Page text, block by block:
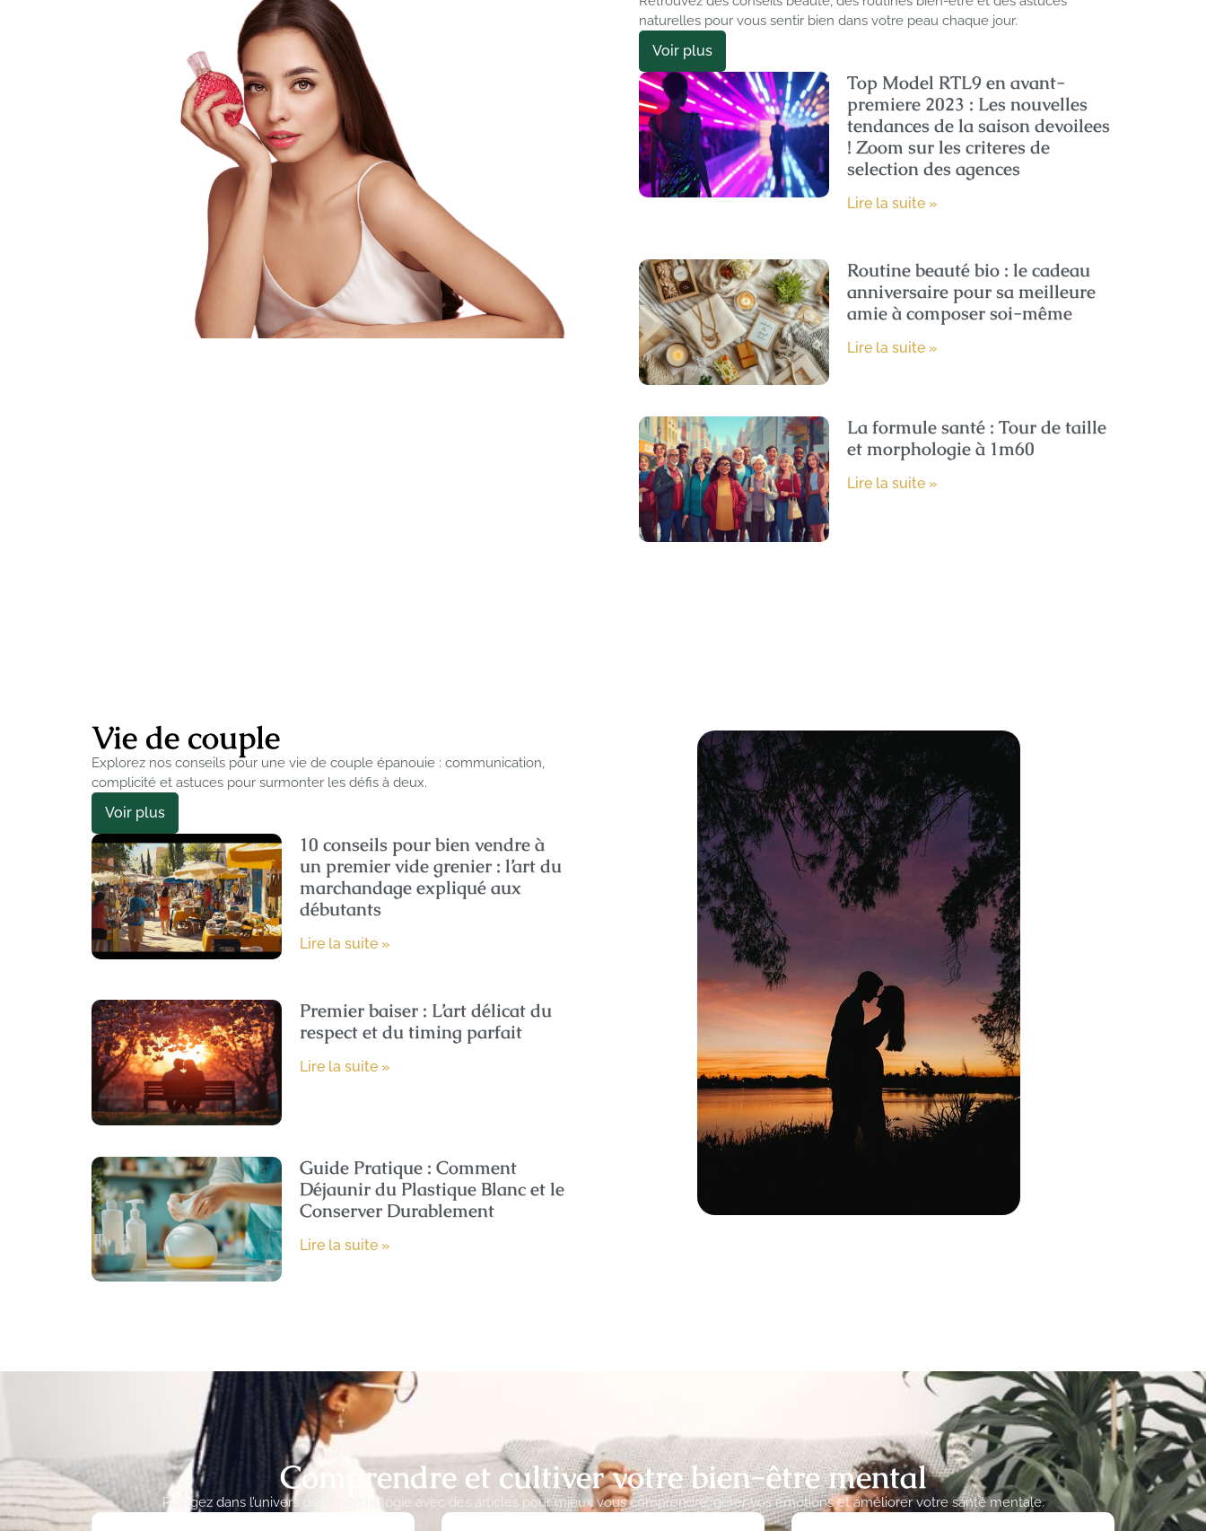
naturelles pour vous sentir bien dans votre peau chaque jour.
Voir plus
Top Model RTL9 en avant-
premiere 2023 : Les nouvelles
tendances de la saison devoilees
! Zoom sur les criteres de
selection des agences
Lire la suite »
Routine beauté bio : le cadeau
anniversaire pour sa meilleure
amie à composer soi-même
Lire la suite »
La formule santé : Tour de taille
et morphologie à 1m60
Lire la suite »
Vie de couple
Explorez nos conseils pour une vie de couple épanouie : communication,
complicité et astuces pour surmonter les défis à deux.
Voir plus
10 conseils pour bien vendre à
un premier vide grenier : l’art du
marchandage expliqué aux
débutants
Lire la suite »
Premier baiser : L’art délicat du
respect et du timing parfait
Lire la suite »
Guide Pratique : Comment
Déjaunir du Plastique Blanc et le
Conserver Durablement
Lire la suite »
Comprendre et cultiver votre bien-être mental
Plongez dans l’univers de la psychologie avec des articles pour mieux vous comprendre, gérer vos émotions et améliorer votre santé mentale.